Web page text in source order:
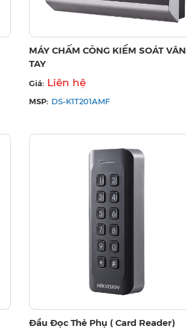
MÁY CHẤM CÔNG KIỂM SOÁT VÂN
TAY
Giá: Liên hệ
MSP: DS-K1T201AMF
Đầu Đọc Thẻ Phụ ( Card Reader)